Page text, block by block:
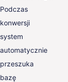
Podczas
konwersji
system
automatycznie
przeszuka
bazę